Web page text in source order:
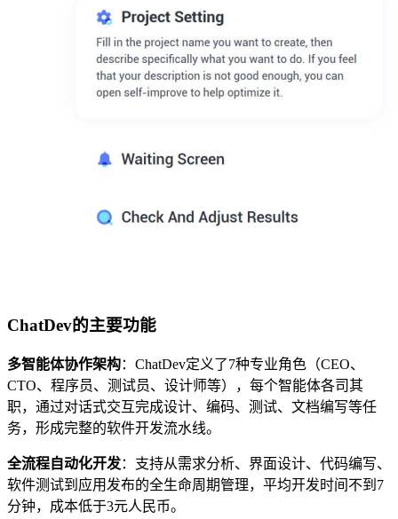
ChatDev的主要功能
多智能体协作架构：ChatDev定义了7种专业角色（CEO、
CTO、程序员、测试员、设计师等），每个智能体各司其
职，通过对话式交互完成设计、编码、测试、文档编写等任
务，形成完整的软件开发流水线。
全流程自动化开发：支持从需求分析、界面设计、代码编写、
软件测试到应用发布的全生命周期管理，平均开发时间不到7
分钟，成本低于3元人民币。